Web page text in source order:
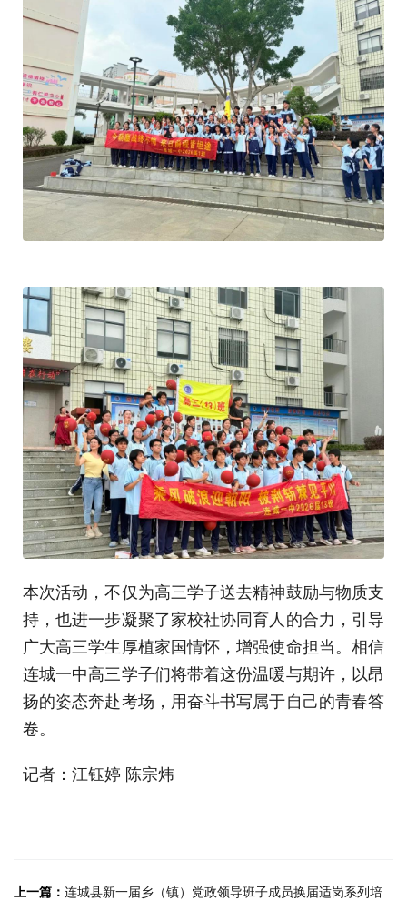
本次活动，不仅为高三学子送去精神鼓励与物质支
持，也进一步凝聚了家校社协同育人的合力，引导
广大高三学生厚植家国情怀，增强使命担当。相信
连城一中高三学子们将带着这份温暖与期许，以昂
扬的姿态奔赴考场，用奋斗书写属于自己的青春答
卷。
记者：江钰婷 陈宗炜
上一篇： 连城县新一届乡（镇）党政领导班子成员换届适岗系列培